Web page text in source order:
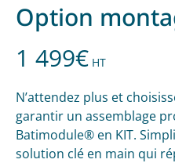
Option
1 499€ HT
N’attendez plus et
garantir un assemblage
Batimodule® en KIT.
solution clé en main qui